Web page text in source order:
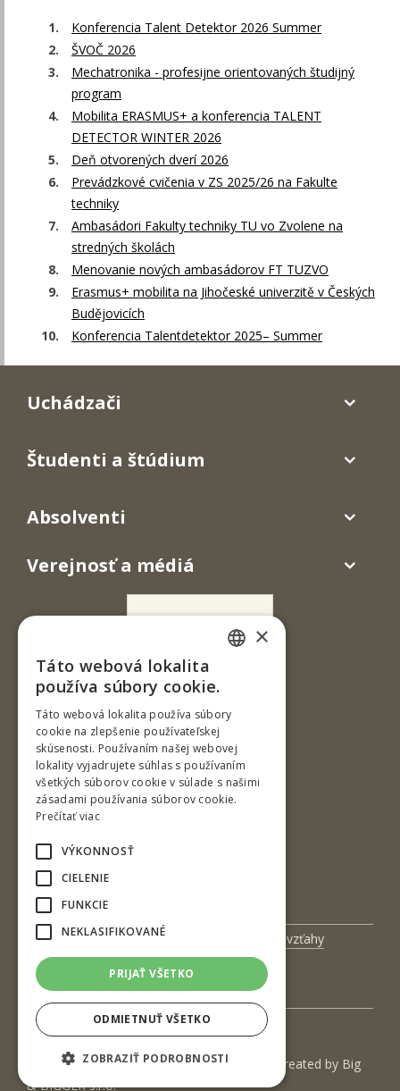
Konferencia Talent Detektor 2026 Summer
ŠVOČ 2026
Mechatronika - profesijne orientovaných študijný
program
Mobilita ERASMUS+ a konferencia TALENT
DETECTOR WINTER 2026
Deň otvorených dverí 2026
Prevádzkové cvičenia v ZS 2025/26 na Fakulte
techniky
Ambasádori Fakulty techniky TU vo Zvolene na
stredných školách
Menovanie nových ambasádorov FT TUZVO
Erasmus+ mobilita na Jihočeské univerzitě v Českých
Budějovicích
Konferencia Talentdetektor 2025– Summer
Študentská 26
960 01 Zvolen
Slovenská republika
Uchádzači
Študenti a štúdium
Absolventi
Verejnosť a médiá
Univerzitný magazín
Medzinárodné vzťahy
Veda a výskum
Zamestnanci
Kontakt
(c) 2017 Technická univerzita vo Zvolene | Created by Big
& BIGGER s.r.o.
×
Táto webová lokalita
používa súbory cookie.
Táto webová lokalita používa súbory
cookie na zlepšenie používateľskej
skúsenosti. Používaním našej webovej
lokality vyjadrujete súhlas s používaním
všetkých súborov cookie v súlade s našimi
zásadami používania súborov cookie.
Prečítať viac
VÝKONNOSŤ
CIELENIE
FUNKCIE
NEKLASIFIKOVANÉ
PRIJAŤ VŠETKO
ODMIETNUŤ VŠETKO
ZOBRAZIŤ PODROBNOSTI